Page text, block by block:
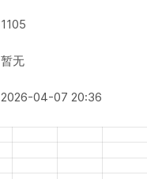
1105
暂无
2026-04-07 20:36